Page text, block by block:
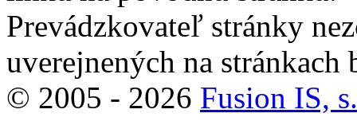
Prevádzkovateľ stránky
uverejnených na stránkach
© 2005 - 2026 Fusion IS,